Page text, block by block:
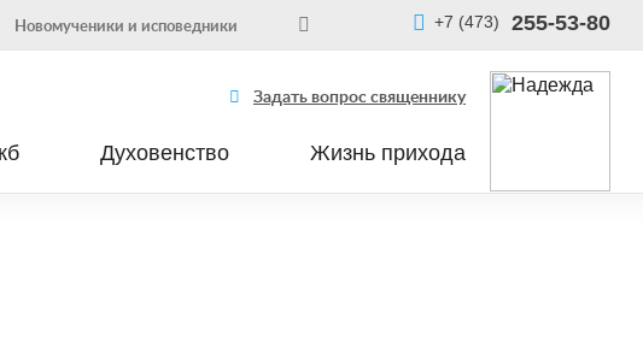
Новомученики и исповедники +7 (473) 255-53-80
Задать вопрос священнику
Духовенство Жизнь прихода